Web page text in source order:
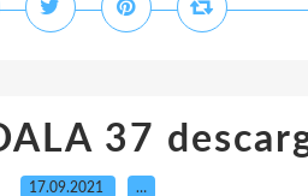
37
17.09.2021 …